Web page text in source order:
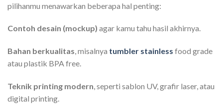
pilihanmu menawarkan beberapa hal penting:
Contoh desain (mockup) agar kamu tahu hasil akhirnya.
Bahan berkualitas, misalnya tumbler stainless food grade
atau plastik BPA free.
Teknik printing modern, seperti sablon UV, grafir laser, atau
digital printing.